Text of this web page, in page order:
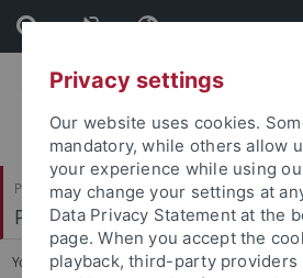
Skip
to
content
Skip
to
footer
Philosophische Fakultät
Prof. Dr. Jörg Robert
You are here: Startseite ... Projekte
Privacy settings
Our website uses cookies.
mandatory, while others allow
your experience while using
may change your settings at
Data Privacy Statement at the
page. When you accept the
playback, third-party providers